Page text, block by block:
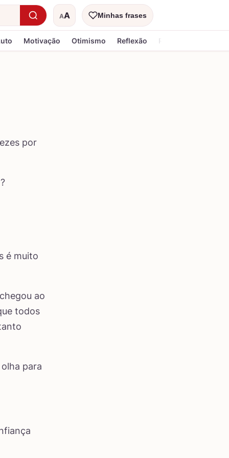
AA
Tamanho do textoMinhas frases
Motivação Otimismo Reflexão Religiosa
por
é muito
ao
todos
para